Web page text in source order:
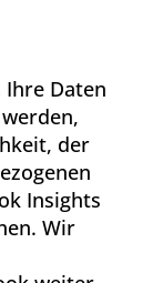
Ihre Daten
der
Insights
Wir